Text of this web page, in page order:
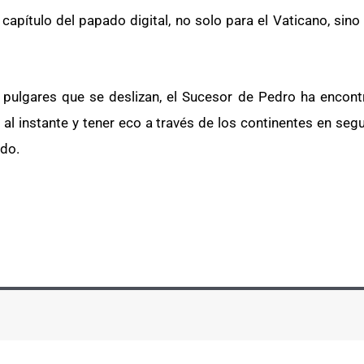
del papado digital, no solo para el Vaticano,
que se deslizan, el Sucesor de Pedro ha
instante y tener eco a través de los continentes en